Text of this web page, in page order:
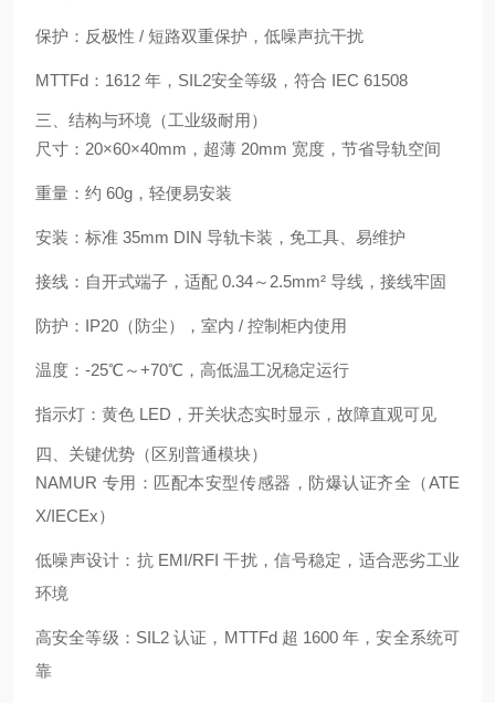
保护 ： 反极性 / 短路双重保护 ，低噪声抗干扰
MTTFd ：1612 年， SIL2安全等级，符合 IEC 61508
三、结构与环境（工业级耐用）
尺寸 ：20×60×40mm， 超薄 20mm 宽度 ，节省导轨空间
重量 ：约 60g，轻便易安装
安装 ：标准 35mm DIN 导轨卡装，免工具、易维护
接线 ：自开式端子，适配 0.34～2.5mm² 导线，接线牢固
防护 ：IP20（防尘），室内 / 控制柜内使用
温度 ：-25℃～+70℃，高低温工况稳定运行
指示灯 ：黄色 LED， 开关状态实时显示 ，故障直观可见
四、关键优势（区别普通模块）
NAMUR 专用 ：匹配本安型传感器， 防爆认证齐全 （ATE
X/IECEx）
低噪声设计 ：抗 EMI/RFI 干扰，信号稳定，适合恶劣工业
环境
高安全等级 ：SIL2 认证，MTTFd 超 1600 年，安全系统可
靠